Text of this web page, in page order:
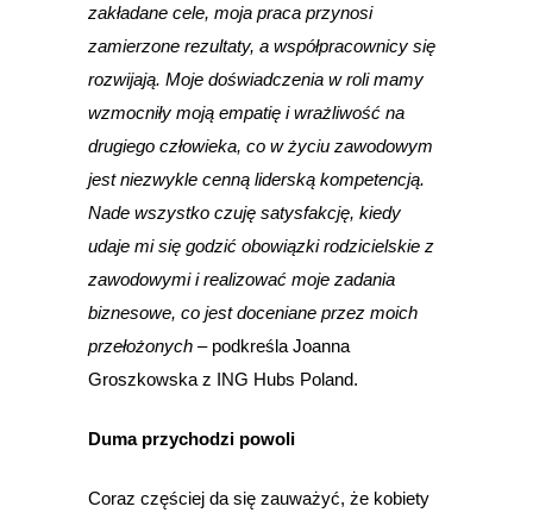
zakładane cele, moja praca przynosi
zamierzone rezultaty, a współpracownicy się
rozwijają. Moje doświadczenia w roli mamy
wzmocniły moją empatię i wrażliwość na
drugiego człowieka, co w życiu zawodowym
jest niezwykle cenną liderską kompetencją.
Nade wszystko czuję satysfakcję, kiedy
udaje mi się godzić obowiązki rodzicielskie z
zawodowymi i realizować moje zadania
biznesowe, co jest doceniane przez moich
przełożonych – podkreśla Joanna
Groszkowska z ING Hubs Poland.
Duma przychodzi powoli
Coraz częściej da się zauważyć, że kobiety